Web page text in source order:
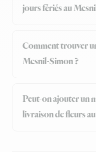
jours fériés au
Comment trouver
Mesnil-Simon ?
Peut-on ajouter un
livraison de fleurs